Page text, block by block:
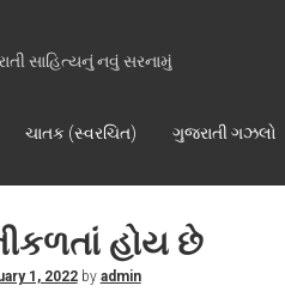
સાહિત્યનું નવું સરનામું
ચાતક (સ્વરચિત) ગુજરાતી ગઝલો
હોય છે
1, 2022by admin